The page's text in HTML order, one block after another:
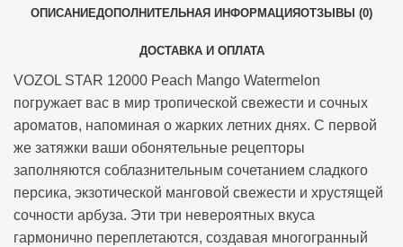
ОПИСАНИЕДОПОЛНИТЕЛЬНАЯ ИНФОРМАЦИЯОТЗЫВЫ (0)
ДОСТАВКА И ОПЛАТА
VOZOL STAR 12000 Peach Mango Watermelon
погружает вас в мир тропической свежести и сочных
ароматов, напоминая о жарких летних днях. С первой
же затяжки ваши обонятельные рецепторы
заполняются соблазнительным сочетанием сладкого
персика, экзотической манговой свежести и хрустящей
сочности арбуза. Эти три невероятных вкуса
гармонично переплетаются, создавая многогранный